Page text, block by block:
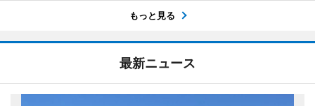
もっと見る
最新ニュース